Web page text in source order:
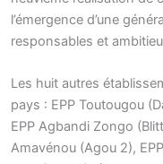
l’émergence d’une
responsables et
Les huit autres
pays : EPP Toutougou
EPP Agbandi Zongo
Amavénou (Agou 2),